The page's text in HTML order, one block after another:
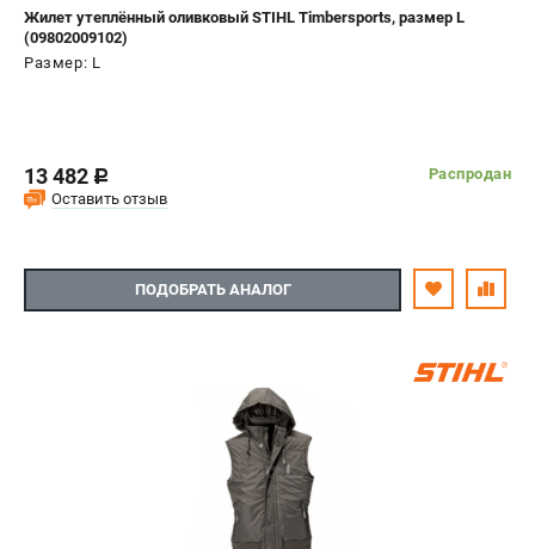
Жилет утеплённый оливковый STIHL Timbersports, размер L
(09802009102)
Размер: L
13 482 c
Распродан
Оставить отзыв
ПОДОБРАТЬ АНАЛОГ